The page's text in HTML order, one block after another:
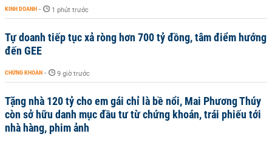
KINH DOANH - 1 phút trước
Tự doanh tiếp tục xả ròng hơn 700 tỷ đồng, tâm điểm hướng
đến GEE
CHỨNG KHOÁN - 9 giờ trước
Tặng nhà 120 tỷ cho em gái chỉ là bề nổi, Mai Phương Thúy
còn sở hữu danh mục đầu tư từ chứng khoán, trái phiếu tới
nhà hàng, phim ảnh